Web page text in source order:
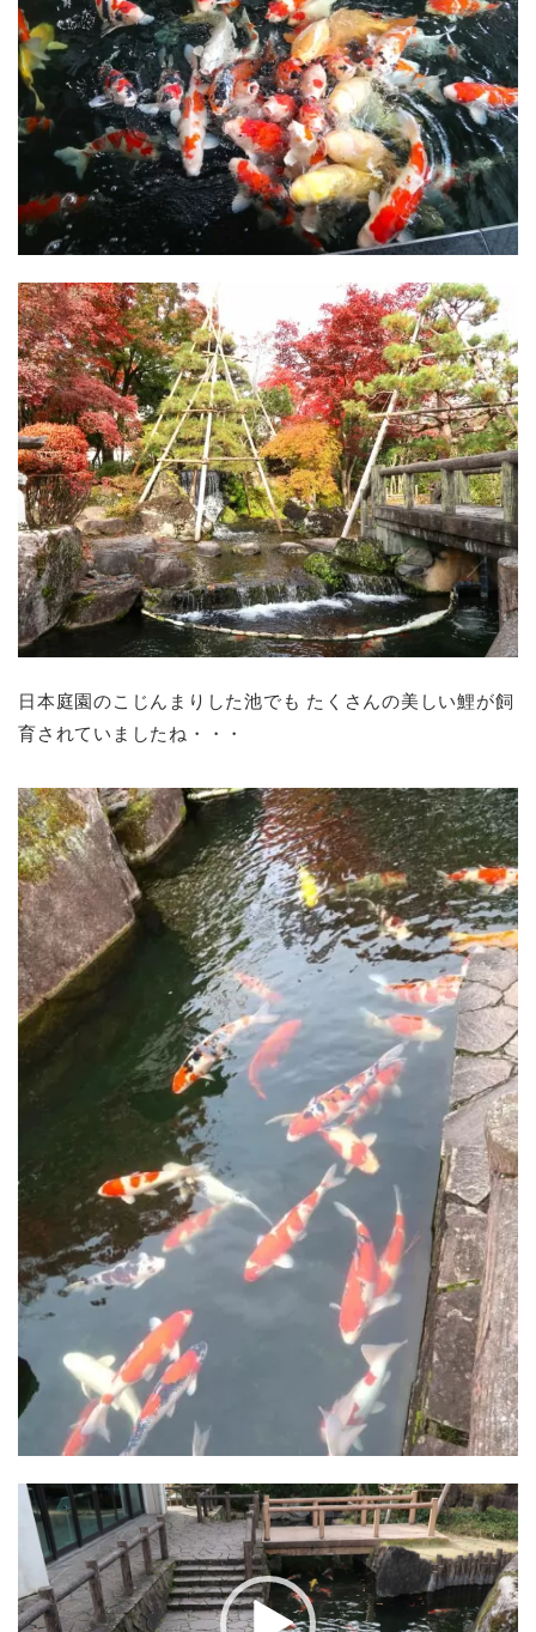
日本庭園のこじんまりした池でも たくさんの美しい鯉が飼
育されていましたね・・・
動
画
ー
ヤ